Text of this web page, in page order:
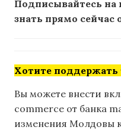
Подписывайтесь на
знать прямо сейчас
Хотите
Вы можете внести
commerce от банка
изменения Молдовы